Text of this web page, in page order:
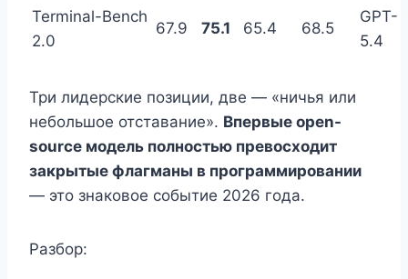
Terminal-Bench
2.0
67.9 75.1 65.4 68.5
GPT-
5.4
Три лидерские позиции, две — «ничья или
небольшое отставание». Впервые open-
source модель полностью превосходит
закрытые флагманы в программировании
— это знаковое событие 2026 года.
Разбор: